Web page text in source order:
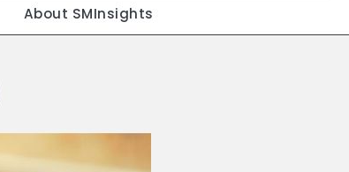
About SMInsights